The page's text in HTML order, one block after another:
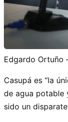
Edgardo Ortuño
Casupá es “la
de agua potable
sido un